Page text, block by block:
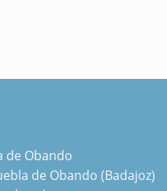
de Obando
de Obando (Badajoz)